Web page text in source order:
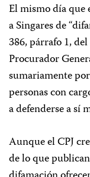
El mismo día que
a Singares de
386, párrafo 1,
Procurador
sumariamente
personas con
a defenderse a sí
Aunque el CPJ
de lo que